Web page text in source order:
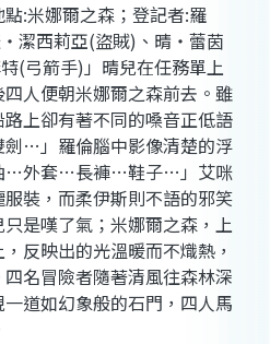
點:米娜爾之森；登記者:羅
‧潔西莉亞(盜賊) 、晴‧蕾茵
(弓箭手) 」晴兒在任務單上
人便朝米娜爾之森前去。雖
上卻有著不同的嗓音正低語
… 」羅倫腦中影像清楚的浮
…外套…長褲…鞋子… 」艾咪
裝，而柔伊斯則不語的邪笑
是嘆了氣；米娜爾之森，上
反映出的光溫暖而不熾熱，
名冒險者隨著清風往森林深
道如幻象般的石門，四人馬